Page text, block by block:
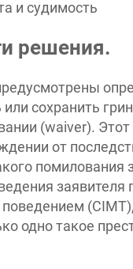
решения.
сохранить
(waiver).
от
помилования
одно такое